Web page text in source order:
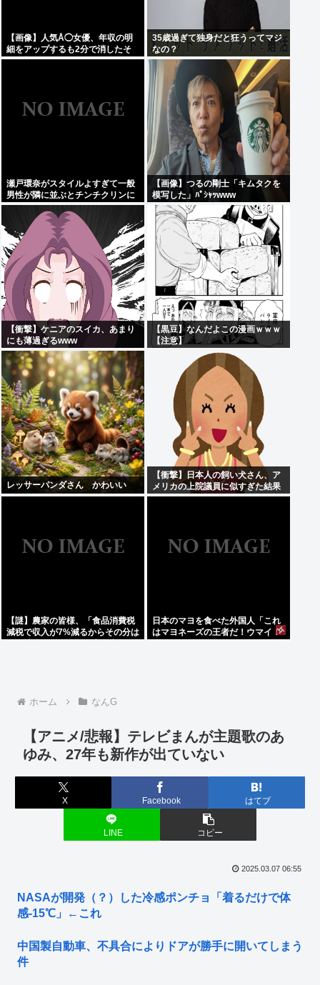
【画像】人気Å◯女優、年収の明
細をアップするも2分で消したそ
の金額www
35歳過ぎて独身だと狂うってマジ
なの？
瀬戸環奈がスタイルよすぎて一般
男性が隣に並ぶとチンチクリンに
見えてしまう
【画像】つるの剛士「キムタクを
模写した」ﾊﾟｼｬｯwww
【衝撃】ケニアのスイカ、あまり
にも薄過ぎるwww
【黒豆】なんだよこの漫画ｗｗｗ
【注意】
レッサーパンダさん かわいい
【衝撃】日本人の飼い犬さん、ア
メリカの上院議員に似すぎた結果
www
【謎】農家の皆様、「食品消費税
減税で収入が7%減るからその分は
日本のマヨを食べた外国人「これ
はマヨネーズの王者だ！ウマイ！
ホーム なんG
【アニメ/悲報】テレビまんが主題歌のあ
ゆみ、27年も新作が出ていない
X Facebook はてブ
LINE コピー
2025.03.07 06:55
NASAが開発（？）した冷感ポンチョ「着るだけで体
感-15℃」←これ
中国製自動車、不具合によりドアが勝手に開いてしまう
件